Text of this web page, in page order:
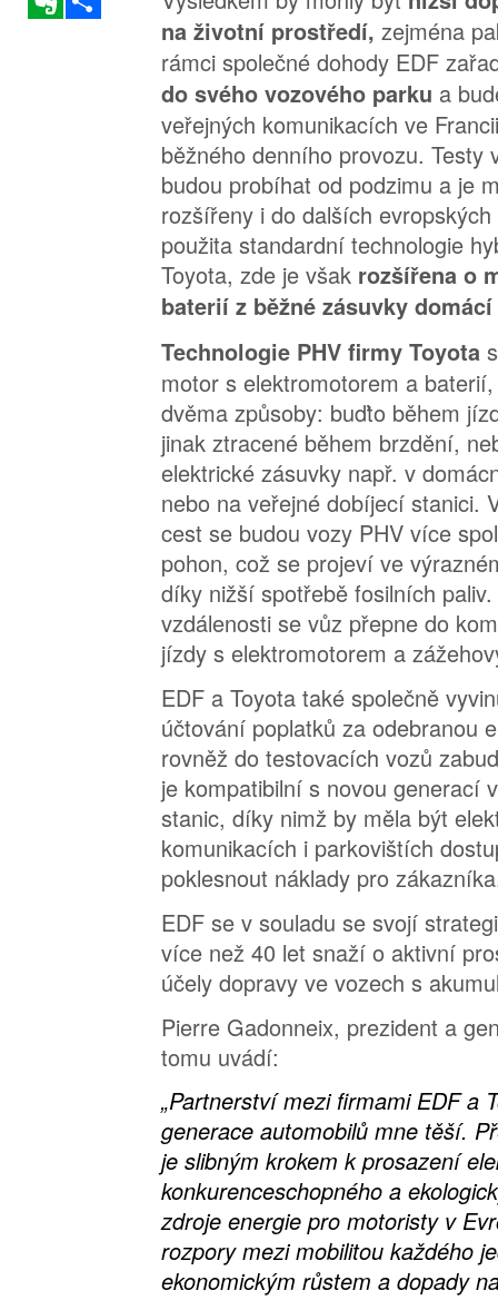
na životní prostředí, zejména
rámci společné dohody EDF
do svého vozového parku a
veřejných komunikacích ve
běžného denního provozu. Testy
budou probíhat od podzimu a je
rozšířeny i do dalších
použita standardní technologie
Toyota, zde je však rozšířena o
baterií z běžné zásuvky
Technologie PHV firmy Toyota
motor s elektromotorem a
dvěma způsoby: buďto během
jinak ztracené během brzdění,
elektrické zásuvky např. v
nebo na veřejné dobíjecí stanici.
cest se budou vozy PHV více
pohon, což se projeví ve
díky nižší spotřebě fosilních
vzdálenosti se vůz přepne do
jízdy s elektromotorem a
EDF a Toyota také společně
účtování poplatků za odebranou
rovněž do testovacích vozů
je kompatibilní s novou generací
stanic, díky nimž by měla být
komunikacích i parkovištích
poklesnout náklady pro
EDF se v souladu se svojí
více než 40 let snaží o aktivní
účely dopravy ve vozech s
Pierre Gadonneix, prezident a
tomu uvádí:
„Partnerství mezi firmami EDF a
generace automobilů mne těší.
je slibným krokem k prosazení
konkurenceschopného a
zdroje energie pro motoristy v
rozpory mezi mobilitou každého
ekonomickým růstem a dopady